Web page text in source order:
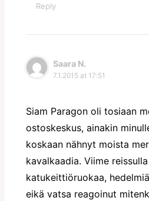
Reply
Saara N.
7.1.2015 at 17:51
Siam Paragon oli tosiaan
ostoskeskus, ainakin
koskaan nähnyt moista
kavalkaadia. Viime
katukeittiöruokaa,
eikä vatsa reagoinut